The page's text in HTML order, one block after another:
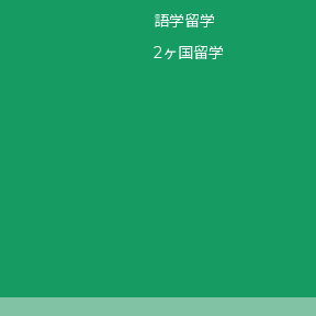
語学留学
2ヶ国留学